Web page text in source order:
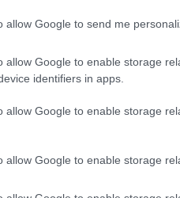
allow Google to send me
allow Google to enable storage
identifiers in apps.
allow Google to enable storage
allow Google to enable storage
lagere rendementen bieden
essentieel om je eigen
je kunt kiezen,
populaire zijn: